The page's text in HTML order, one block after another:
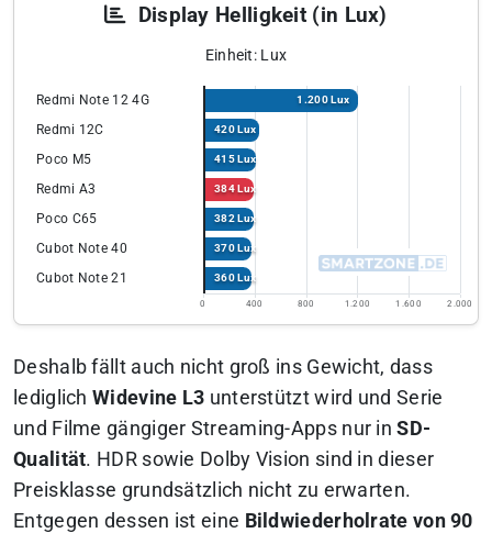
Display Helligkeit (in Lux)
Einheit: Lux
Redmi Note 12 4G 1.200 Lux
Redmi 12C 420 Lux
Poco M5 415 Lux
Redmi A3 384 Lux
Poco C65 382 Lux
Cubot Note 40 370 Lux
Cubot Note 21 360 Lux
0 400 800 1.200 1.600 2.000
Deshalb fällt auch nicht groß ins Gewicht, dass
lediglich Widevine L3 unterstützt wird und Serie
und Filme gängiger Streaming-Apps nur inSD-
Qualität. HDR sowie Dolby Vision sind in dieser
Preisklasse grundsätzlich nicht zu erwarten.
Entgegen dessen ist eine Bildwiederholrate von 90